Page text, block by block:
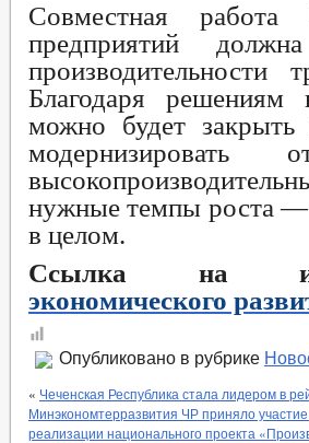
Совместная работа
предприятий
Благодаря решениям
можно будет
модернизировать
нужные темпы роста —
в целом.
Ссылка на
экономического
Опубликовано в рубрике
« Чеченская Республика стала лидером в
Минэкономтерразвития ЧР приняло
реализации национального проекта